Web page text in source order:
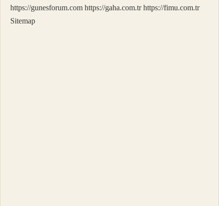
https://gunesforum.com https://gaha.com.tr https://fimu.com.tr
Sitemap